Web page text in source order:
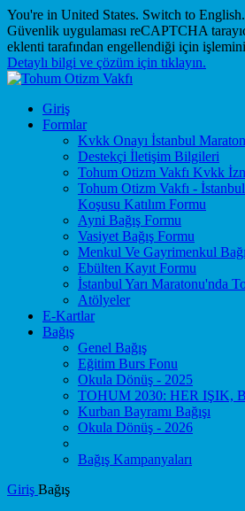
You're in United States. Switch to English.
Güvenlik uygulaması reCAPTCHA
eklenti tarafından engellendiği için
Detaylı bilgi ve çözüm için tıklayın.
Giriş
Formlar
Kvkk Onayı İstanbul
Destekçi İletişim Bilgileri
Tohum Otizm Vakfı Kvkk
Tohum Otizm Vakfı -
Koşusu Katılım Formu
Ayni Bağış Formu
Vasiyet Bağış Formu
Menkul Ve Gayrimenkul
Ebülten Kayıt Formu
İstanbul Yarı Maratonu'nda
Atölyeler
E-Kartlar
Bağış
Genel Bağış
Eğitim Burs Fonu
Okula Dönüş - 2025
TOHUM 2030: HER IŞIK,
Kurban Bayramı Bağışı
Okula Dönüş - 2026
Bağış Kampanyaları
Giriş Bağış